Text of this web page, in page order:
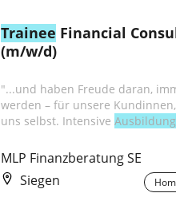
Trainee Financial
(m/w/d)
"...und haben Freude daran,
werden – für unsere
uns selbst. Intensive Ausbildung
MLP Finanzberatung SE
Siegen